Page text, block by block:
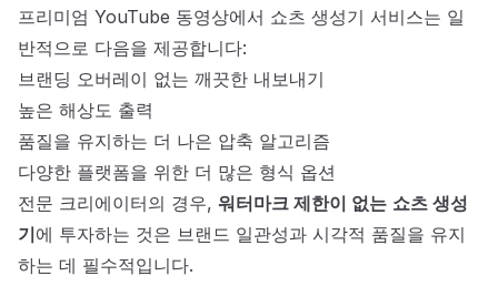
프리미엄 YouTube 동영상에서 쇼츠 생성기 서비스는 일
반적으로 다음을 제공합니다:
브랜딩 오버레이 없는 깨끗한 내보내기
높은 해상도 출력
품질을 유지하는 더 나은 압축 알고리즘
다양한 플랫폼을 위한 더 많은 형식 옵션
전문 크리에이터의 경우, 워터마크 제한이 없는 쇼츠 생성
기에 투자하는 것은 브랜드 일관성과 시각적 품질을 유지
하는 데 필수적입니다.